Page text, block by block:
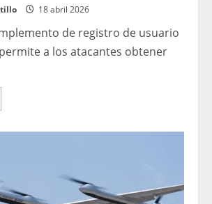
18 abril 2026
de registro de usuario
a los atacantes obtener